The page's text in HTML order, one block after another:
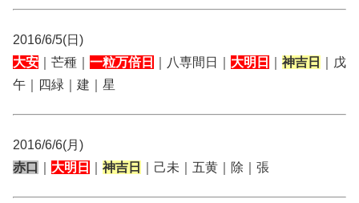
2016/6/5(日)
大安 ｜芒種｜ 一粒万倍日 ｜八専間日｜ 大明日 神吉日
｜戊
午｜四緑｜建｜星
2016/6/6(月)
赤口
大明日 神吉日 ｜己未｜五黄｜除｜張